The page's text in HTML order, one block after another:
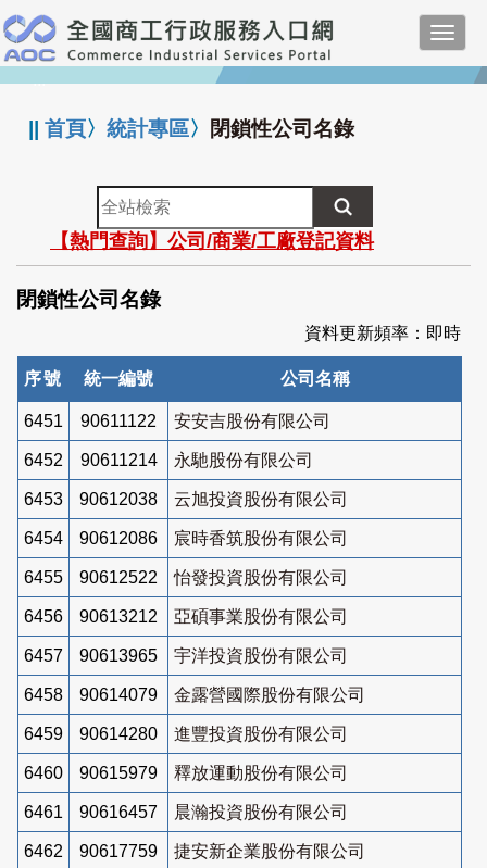
跳
到
主
要
:::
||首頁〉統計專區〉 閉鎖性公司名錄
全
站
檢
索
【熱門查詢】公司/商業/工廠登記資料
閉鎖性公司名錄
資料更新頻率：即時
序號 統一編號 公司名稱
6451 90611122 安安吉股份有限公司
6452 90611214 永馳股份有限公司
6453 90612038 云旭投資股份有限公司
6454 90612086 宸時香筑股份有限公司
6455 90612522 怡發投資股份有限公司
6456 90613212 亞碩事業股份有限公司
6457 90613965 宇洋投資股份有限公司
6458 90614079 金露營國際股份有限公司
6459 90614280 進豐投資股份有限公司
6460 90615979 釋放運動股份有限公司
6461 90616457 晨瀚投資股份有限公司
6462 90617759 捷安新企業股份有限公司